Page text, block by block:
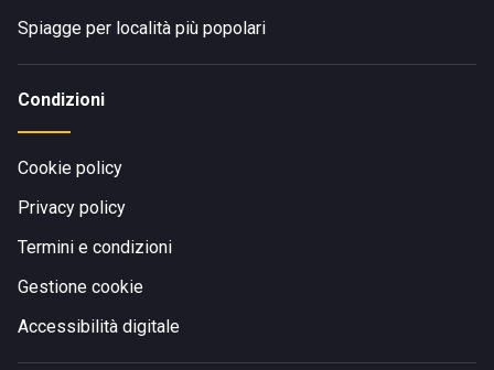
Spiagge per località più popolari
Condizioni
Cookie policy
Privacy policy
Termini e condizioni
Gestione cookie
Accessibilità digitale